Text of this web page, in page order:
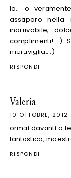
Io.. io
assaporo nella
inarrivabile,
complimenti! :)
meraviglia.. :)
RISPONDI
Valeria
10 OTTOBRE, 2012
ormai davanti a
fantastica,
RISPONDI